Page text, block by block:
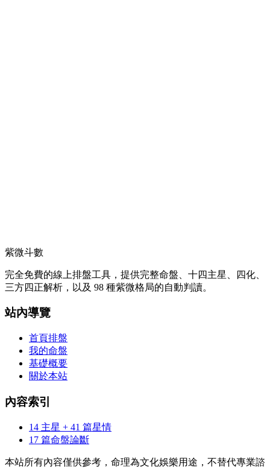
紫微斗數
完全免費的線上排盤工具，提供完整命盤、十四主星、四化、
三方四正解析，以及 98 種紫微格局的自動判讀。
站內導覽
首頁排盤
我的命盤
基礎概要
關於本站
內容索引
14 主星 + 41 篇星情
17 篇命盤論斷
本站所有內容僅供參考，命理為文化娛樂用途，不替代專業諮